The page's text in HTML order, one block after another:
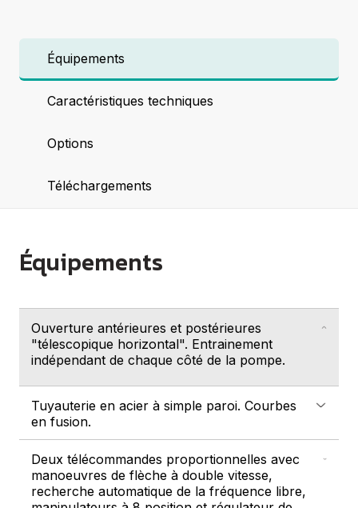
Équipements
Caractéristiques techniques
Options
Téléchargements
Équipements
Ouverture antérieures et postérieures
"télescopique horizontal". Entrainement
indépendant de chaque côté de la pompe.
Tuyauterie en acier à simple paroi. Courbes
en fusion.
Deux télécommandes proportionnelles avec
manoeuvres de flèche à double vitesse,
recherche automatique de la fréquence libre,